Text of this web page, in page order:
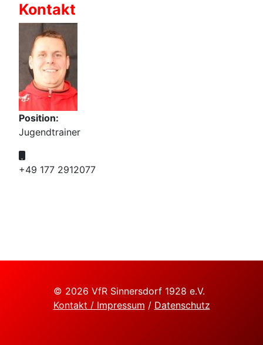
Kontakt
Position:
Jugendtrainer
+49 177 2912077
© 2026 VfR Sinnersdorf 1928 e.V.
Kontakt / Impressum / Datenschutz